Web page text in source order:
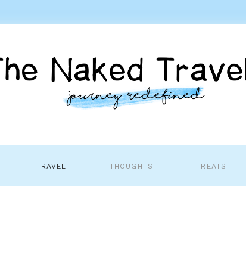
TRAVEL THOUGHTS TREATS